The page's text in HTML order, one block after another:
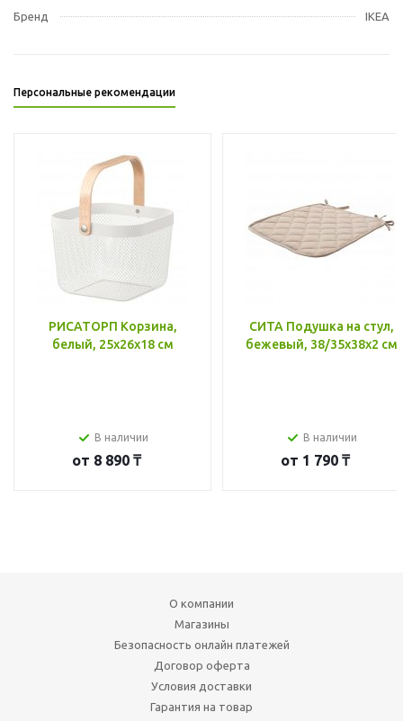
Бренд IKEA
Персональные рекомендации
РИСАТОРП Корзина,
белый, 25x26x18 см
В наличии
от 8 890 ₸
СИТА Подушка на стул,
бежевый, 38/35x38x2 см
В наличии
от 1 790 ₸
О компании
Магазины
Безопасность онлайн платежей
Договор оферта
Условия доставки
Гарантия на товар